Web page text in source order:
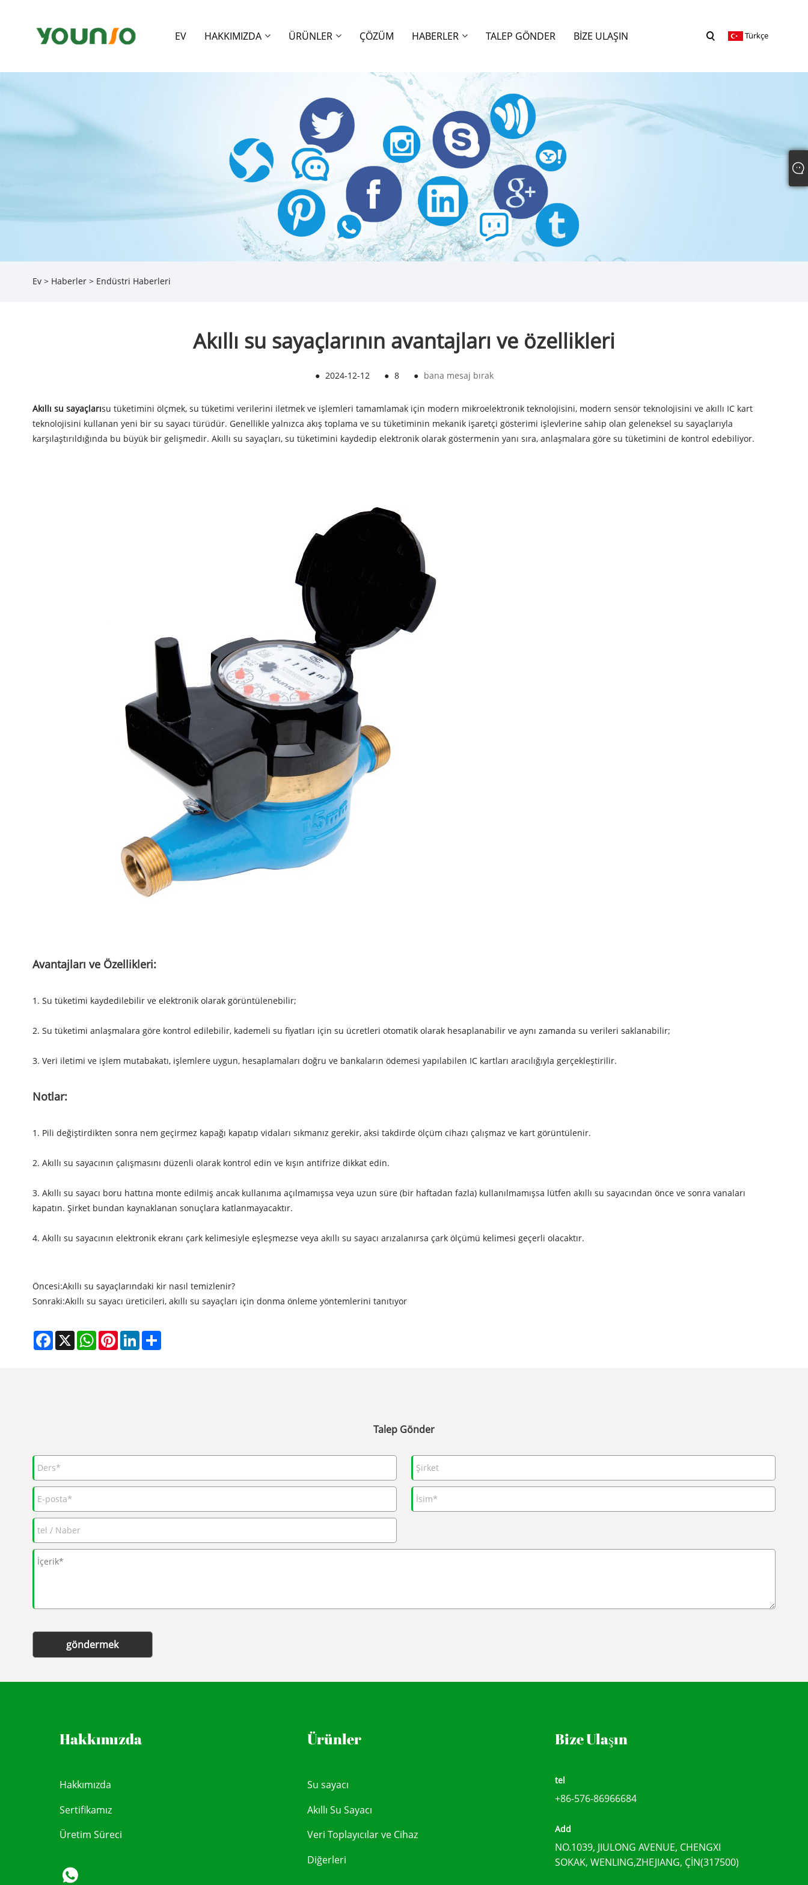
EV HAKKIMIZDA ÜRÜNLER ÇÖZÜM HABERLER TALEP GÖNDER BIZE ULAŞIN Türkçe
Ev > Haberler> Endüstri Haberleri
Akıllı su sayaçlarının avantajları ve özellikleri
● 2024-12-12 ● 8 ● bana mesaj bırak
Akıllı su sayaçlarısu tüketimini ölçmek, su tüketimi verilerini iletmek ve işlemleri tamamlamak için modern mikroelektronik teknolojisini, modern sensör teknolojisini ve akıllı IC kart
teknolojisini kullanan yeni bir su sayacı türüdür. Genellikle yalnızca akış toplama ve su tüketiminin mekanik işaretçi gösterimi işlevlerine sahip olan geleneksel su sayaçlarıyla
karşılaştırıldığında bu büyük bir gelişmedir. Akıllı su sayaçları, su tüketimini kaydedip elektronik olarak göstermenin yanı sıra, anlaşmalara göre su tüketimini de kontrol edebiliyor.
Avantajları ve Özellikleri:
1. Su tüketimi kaydedilebilir ve elektronik olarak görüntülenebilir;
2. Su tüketimi anlaşmalara göre kontrol edilebilir, kademeli su fiyatları için su ücretleri otomatik olarak hesaplanabilir ve aynı zamanda su verileri saklanabilir;
3. Veri iletimi ve işlem mutabakatı, işlemlere uygun, hesaplamaları doğru ve bankaların ödemesi yapılabilen IC kartları aracılığıyla gerçekleştirilir.
Notlar:
1. Pili değiştirdikten sonra nem geçirmez kapağı kapatıp vidaları sıkmanız gerekir, aksi takdirde ölçüm cihazı çalışmaz ve kart görüntülenir.
2. Akıllı su sayacının çalışmasını düzenli olarak kontrol edin ve kışın antifrize dikkat edin.
3. Akıllı su sayacı boru hattına monte edilmiş ancak kullanıma açılmamışsa veya uzun süre (bir haftadan fazla) kullanılmamışsa lütfen akıllı su sayacından önce ve sonra vanaları
kapatın. Şirket bundan kaynaklanan sonuçlara katlanmayacaktır.
4. Akıllı su sayacının elektronik ekranı çark kelimesiyle eşleşmezse veya akıllı su sayacı arızalanırsa çark ölçümü kelimesi geçerli olacaktır.
Öncesi:Akıllı su sayaçlarındaki kir nasıl temizlenir?
Sonraki:Akıllı su sayacı üreticileri, akıllı su sayaçları için donma önleme yöntemlerini tanıtıyor
Facebook
X WhatsAppPinterestLinkedInShare
Talep Gönder
göndermek
Hakkımızda
Hakkımızda
Sertifikamız
Üretim Süreci
Ürünler
Su sayacı
Akıllı Su Sayacı
Veri Toplayıcılar ve Cihaz
Diğerleri
Bize Ulaşın
tel
+86-576-86966684
Add
NO.1039, JIULONG AVENUE, CHENGXI
SOKAK, WENLING,ZHEJIANG, ÇİN(317500)